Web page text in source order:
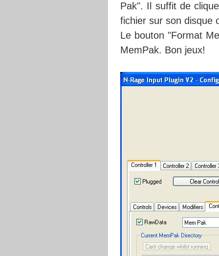
Pak". Il suffit de
fichier sur son disque
Le bouton "Format
MemPak. Bon jeux!